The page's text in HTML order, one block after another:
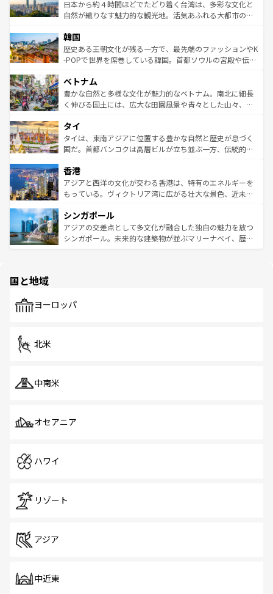
情報はコンテンツ一覧を参照してほしい。
人々、おいしいローカルフードやハワイアンミュージッ
ク、伝統的なフラダンスなど、すべてがハワイの魅力を彩
ワイを、存分に味わってほしい。 なお、新着のハワイ情報
はコンテンツ一覧を参照してほしい。
ク）、タスマニアの美しい原生林やケアンズの熱帯雨林な
ど、見どころがたくさん。また、カフェやワイン、オージ
いる。アクティビティも充実しており、サーフィンやダイ
ビング、ハイキングなど、アウトドア好きにはたまらな
い。オーストラリアの多彩な魅力を存分に味わいつくそ
参照してほしい。
日本から約４時間ほどでたどり着く台湾は、多彩な文化と
自然が織りなす魅力的な観光地。活気あふれる大都市の台
ン）、静ひつな山岳地帯である台湾東部など、都市の喧騒
と山間の静けさが共存しており、訪れる人に新しい発見と
驚きをもたらしてくれる。また、奥深い台湾の食文化も魅
容にもいいと評判のスイーツなど、バラエティ豊かな料理
が味わえる。 なお、新着の台湾情報は コンテンツ一覧を参
照してほしい。
韓国
歴史ある王朝文化が残る一方で、最先端のファッションやK
-POPで世界を席巻している韓国。首都ソウルの宮殿や伝統
き、地方に足を延ばせば四季折々の自然美を楽しむことが
できる。そして、キムチや焼肉、絶品のストリートフード
まで、さまざまな韓国料理が待っている。夜には、韓国な
リティに包まれながら、韓国の多彩な魅力を心ゆくまで味
わってみてほしい。 なお、新着の韓国情報はコンテンツ一
覧を参照してほしい。
ベトナム
豊かな自然と多様な文化が魅力的なベトナム。南北に細長
く伸びる国土には、広大な田園風景や青々とした山々、世
急速な発展と共に伝統が息づく。ハノイの古い町並みやホ
ーチミン市のフランス統治時代の建物も、独特の雰囲気を
醸し出している。また、バラエティの豊かさとおいしさで
とつ。フォーやバインミー、ベトナムコーヒーなどは、ぜ
ひ現地で味わいたい。どの地域を訪れてもあたたかい人々
が旅行者を迎えてくれるので、きっと忘れられない旅にな
参照してほしい。
タイ
タイは、東南アジアに位置する豊かな自然と歴史が息づく
国だ。首都バンコクは高層ビルが立ち並ぶ一方、伝統的な
の活気が交差している。北部ではチェンマイなどの山岳地
帯で自然と触れ合い、南部ではプーケットやクラビの美し
いビーチでリゾート気分を楽しむことができる。タイ料理
激する。気候は一年中温暖で、どの季節にも異なる楽しみ
が待っている。親しみやすいタイの人々、仏教を中心とし
た文化、そして多様な観光資源が、訪れる旅人を魅了し続
香港
アジアと西洋の文化が交わる香港は、特有のエネルギーを
もっている。ヴィクトリア湾に広がる壮大な景色、近未来
み、どこを訪れても感動するはず。観光スポットが密集し
ており、効率よく見どころを回れるのも魅力。息をのむよ
うな絶景から文化的な体験まで、香港を存分に楽しみ尽く
シンガポール
アジアの交差点として多文化が融合した独自の魅力を放つ
シンガポール。未来的な建築物が並ぶマリーナベイ、歴史
で、ホーカーズは地元の風情を楽しめる外せないスポット
国と地域
ヨーロッパ
北米
中南米
オセアニア
ハワイ
リゾート
アジア
中近東